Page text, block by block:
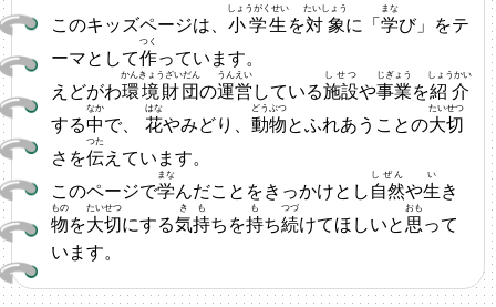
このキッズページは、 小学生
しょうがくせい
を対象
たいしょう
に「学
まな
び」をテ
ーマとして作
つく
っています。
えどがわ環境財団
かんきょうざいだん
の運営
うんえい
している施設
しせつ
や事業
じぎょう
を紹介
しょうかい
する中
なか
で、 花
はな
やみどり、 動物
どうぶつ
とふれあうことの大切
たいせつ
さを伝
つた
えています。
このページで学
まな
んだことをきっかけとし 自然
しぜん
や生
い
き
物
もの
を大切
たいせつ
にする気持
きも
ちを持
も
ち続
つづ
けてほしいと 思
おも
って
います。